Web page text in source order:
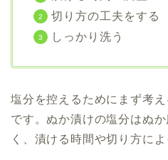
切り方の工夫をする
しっかり洗う
塩分を控えるためにまず考
です。ぬか漬けの塩分はぬ
く、漬ける時間や切り方に